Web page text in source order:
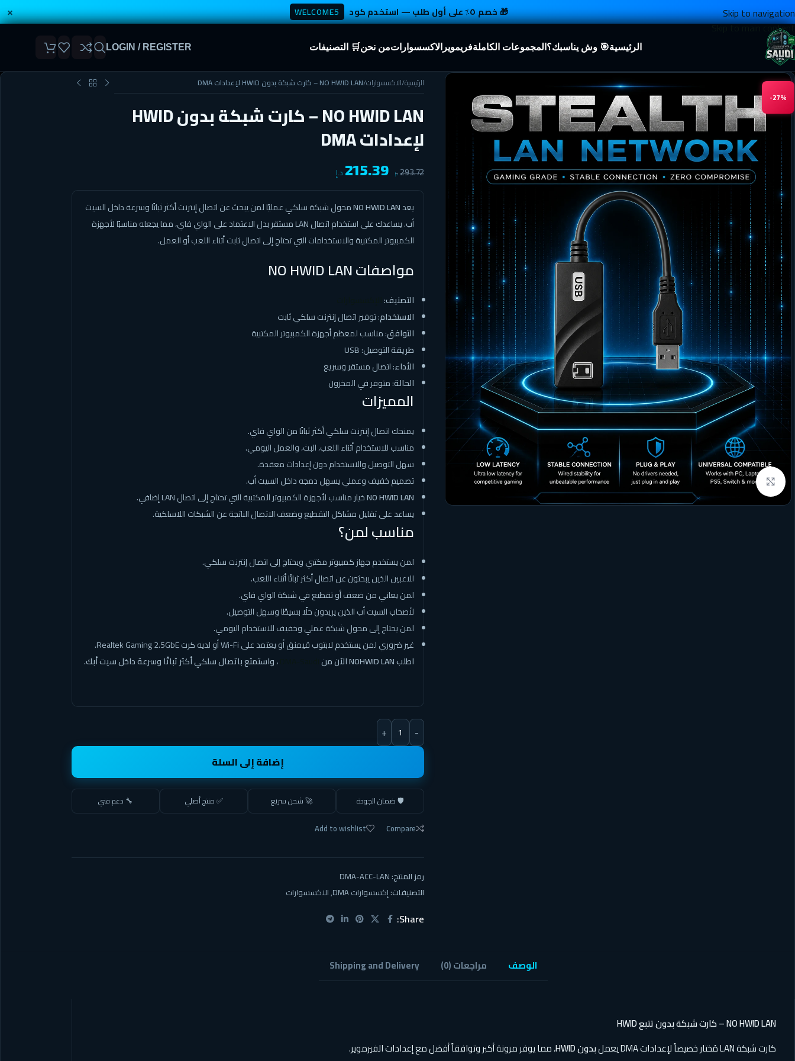
🎁 خصم ٥٪ على أول طلب — استخدم كود WELCOME5
×
Skip to navigation
Skip to main content
الرئيسية🎯 وش يناسبك؟ المجموعات الكاملةفريموير الاكسسواراتمن نحن🛒 التصنيفات LOGIN / REGISTER
-27%
Click to enlarge
الرئيسية/الاكسسوارات/NO HWID LAN – كارت شبكة بدون HWID لإعدادات DMA
NO HWID LAN – كارت شبكة بدون HWID
لإعدادات DMA
293.72 د.إ 215.39 د.إ
يعدNO HWID LANمحول شبكة سلكي عمليًا لمن يبحث عن اتصال إنترنت أكثر ثباتًا وسرعة داخل السيت
أب. يساعدك على استخدام اتصال LAN مستقر بدل الاعتماد على الواي فاي، مما يجعله مناسبًا لأجهزة
الكمبيوتر المكتبية والاستخدامات التي تحتاج إلى اتصال ثابت أثناء اللعب أو العمل.
مواصفات NO HWID LAN
التصنيف:
الاستخدام: توفير اتصال إنترنت سلكي ثابت
التوافق: مناسب لمعظم أجهزة الكمبيوتر المكتبية
طريقةالتوصيل: USB
الأداء: اتصال مستقر وسريع
الحالة: متوفر في المخزون
المميزات
يمنحك اتصال إنترنت سلكي أكثر ثباتًا من الواي فاي.
مناسب للاستخدام أثناء اللعب، البث، والعمل اليومي.
سهل التوصيل والاستخدام دون إعدادات معقدة.
تصميم خفيف وعملي يسهل دمجه داخل السيت أب.
NO HWID LANخيار مناسب لأجهزة الكمبيوتر المكتبية التي تحتاج إلى اتصال LAN إضافي.
يساعد على تقليل مشاكل التقطيع وضعف الاتصال الناتجة عن الشبكات اللاسلكية.
مناسب لمن؟
لمن يستخدم جهاز كمبيوتر مكتبي ويحتاج إلى اتصال إنترنت سلكي.
للاعبين الذين يبحثون عن اتصال أكثر ثباتًا أثناء اللعب.
لمن يعاني من ضعف أو تقطيع في شبكة الواي فاي.
لأصحاب السيت أب الذين يريدون حلًا بسيطًا وسهل التوصيل.
لمن يحتاج إلى محول شبكة عملي وخفيف للاستخدام اليومي.
غير ضروري لمن يستخدم لابتوب قيمنق أو يعتمد على Wi-Fi أو لديه كرت Realtek Gaming 2.5GbE.
اطلب NOHWID LAN الآن من
، واستمتع باتصال سلكي أكثر ثباتًا وسرعة داخل سيت أبك.
-
+
إضافة إلى السلة
🛡️ ضمان الجودة 🚀 شحن سريع ✅ منتج أصلي 🔧 دعم فني
Compare
Add to wishlist
رمز المنتج:DMA-ACC-LAN
التصنيفات:إكسسوارات DMA ,الاكسسوارات
Share:
الوصف مراجعات (0) Shipping and Delivery
NO HWID LAN – كارت شبكة بدون تتبع HWID
كارت شبكة LAN مُختار خصيصاً لإعدادات DMA يعمل
بدون HWID ، مما يوفر مرونة أكبر وتوافقاً أفضل مع إعدادات الفيرموير.